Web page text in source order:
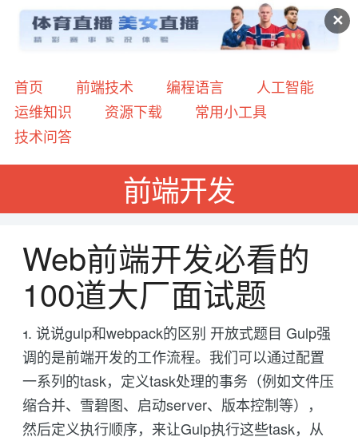
✕
首页 前端技术 编程语言
人工智能
运维知识
资源下载
常用小工具
技术问答
前端开发
Web前端开发必看的
100道大厂面试题
1. 说说gulp和webpack的区别 开放式题目 Gulp强
调的是前端开发的工作流程。我们可以通过配置
一系列的task，定义task处理的事务（例如文件压
缩合并、雪碧图、启动server、版本控制等），
然后定义执行顺序，来让Gulp执行这些task，从